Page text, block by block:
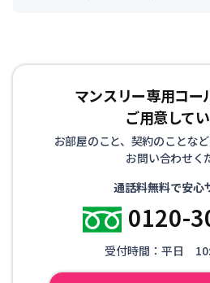
マンスリー専用コー
ご用意して
お部屋のこと、契約のことな
お問い合わせく
通話料無料で安心
0120-
受付時間：平日